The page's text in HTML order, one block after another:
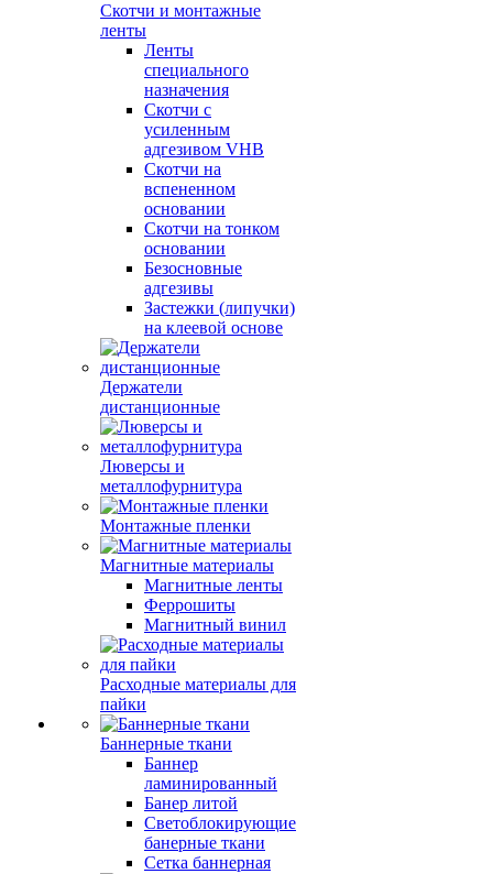
Скотчи и монтажные
ленты
Ленты
специального
назначения
Скотчи с
усиленным
адгезивом VHB
Скотчи на
вспененном
основании
Скотчи на тонком
основании
Безосновные
адгезивы
Застежки (липучки)
на клеевой основе
Держатели
дистанционные
Люверсы и
металлофурнитура
Монтажные пленки
Магнитные материалы
Магнитные ленты
Феррошиты
Магнитный винил
Расходные материалы для
пайки
Баннерные ткани
Баннер
ламинированный
Банер литой
Светоблокирующие
банерные ткани
Сетка баннерная